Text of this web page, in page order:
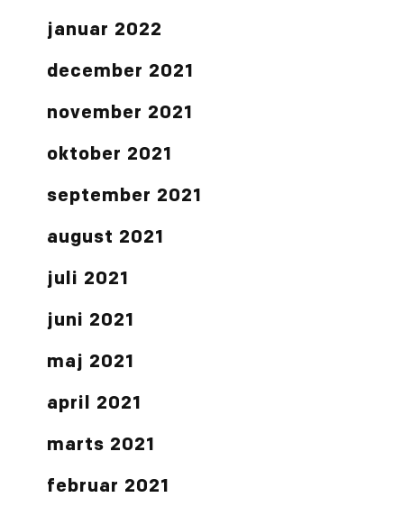
januar 2022
december 2021
november 2021
oktober 2021
september 2021
august 2021
juli 2021
juni 2021
maj 2021
april 2021
marts 2021
februar 2021